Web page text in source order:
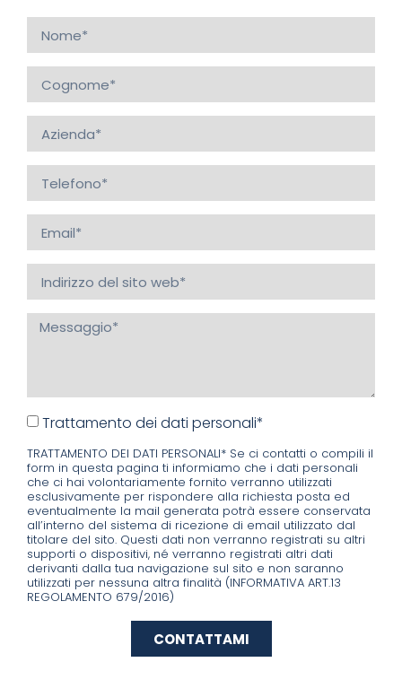
Trattamento dei dati personali*
TRATTAMENTO DEI DATI PERSONALI* Se ci contatti o compili il
form in questa pagina ti informiamo che i dati personali
che ci hai volontariamente fornito verranno utilizzati
esclusivamente per rispondere alla richiesta posta ed
eventualmente la mail generata potrà essere conservata
all’interno del sistema di ricezione di email utilizzato dal
titolare del sito. Questi dati non verranno registrati su altri
supporti o dispositivi, né verranno registrati altri dati
derivanti dalla tua navigazione sul sito e non saranno
utilizzati per nessuna altra finalità (INFORMATIVA ART.13
REGOLAMENTO 679/2016)
CONTATTAMI